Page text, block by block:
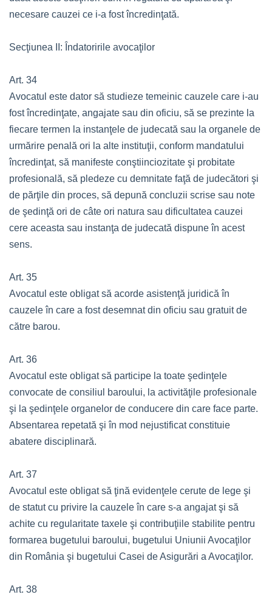
necesare cauzei ce i-a fost încredinţată.
Secţiunea II: Îndatoririle avocaţilor
Art. 34
Avocatul este dator să studieze temeinic cauzele care i-au
fost încredinţate, angajate sau din oficiu, să se prezinte la
fiecare termen la instanţele de judecată sau la organele de
urmărire penală ori la alte instituţii, conform mandatului
încredinţat, să manifeste conştiinciozitate şi probitate
profesională, să pledeze cu demnitate faţă de judecători şi
de părţile din proces, să depună concluzii scrise sau note
de şedinţă ori de câte ori natura sau dificultatea cauzei
cere aceasta sau instanţa de judecată dispune în acest
sens.
Art. 35
Avocatul este obligat să acorde asistenţă juridică în
cauzele în care a fost desemnat din oficiu sau gratuit de
către barou.
Art. 36
Avocatul este obligat să participe la toate şedinţele
convocate de consiliul baroului, la activităţile profesionale
şi la şedinţele organelor de conducere din care face parte.
Absentarea repetată şi în mod nejustificat constituie
abatere disciplinară.
Art. 37
Avocatul este obligat să ţină evidenţele cerute de lege şi
de statut cu privire la cauzele în care s-a angajat şi să
achite cu regularitate taxele şi contribuţiile stabilite pentru
formarea bugetului baroului, bugetului Uniunii Avocaţilor
din România şi bugetului Casei de Asigurări a Avocaţilor.
Art. 38